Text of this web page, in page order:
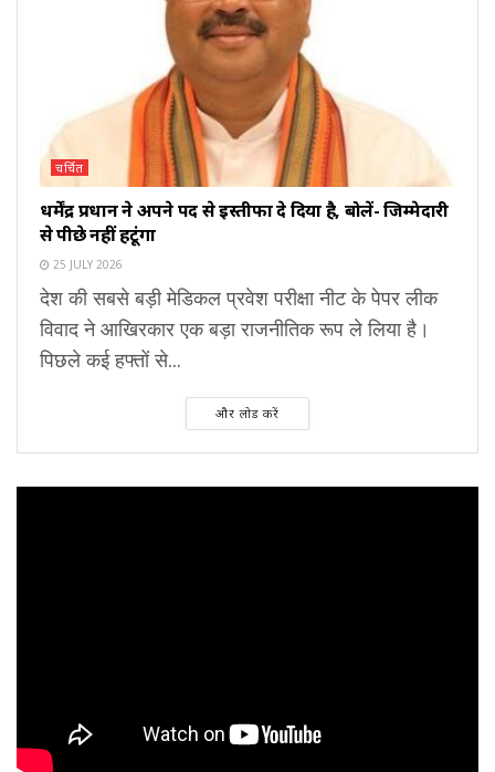
चर्चित
धर्मेंद्र प्रधान ने अपने पद से इस्तीफा दे दिया है, बोलें- जिम्मेदारी
से पीछे नहीं हटूंगा
25 JULY 2026
देश की सबसे बड़ी मेडिकल प्रवेश परीक्षा नीट के पेपर लीक
विवाद ने आखिरकार एक बड़ा राजनीतिक रूप ले लिया है।
पिछले कई हफ्तों से...
और लोड करें